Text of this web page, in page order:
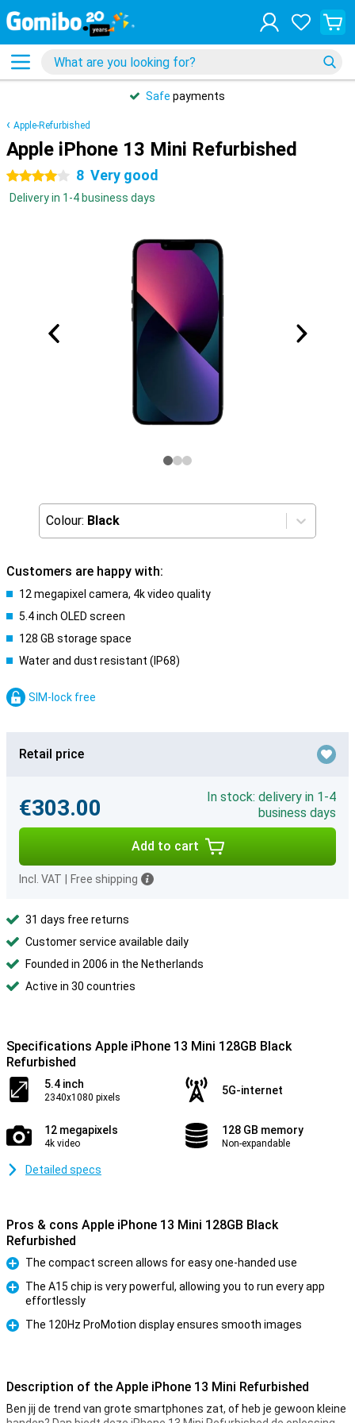
Safe payments
Apple-Refurbished
Apple iPhone 13 Mini Refurbished
4 stars 8 Very good
Delivery in 1-4 business days
Colour: Black
Customers are happy with:
12 megapixel camera, 4k video quality
5.4 inch OLED screen
128 GB storage space
Water and dust resistant (IP68)
SIM-lock free
Retail price
€303.00
In stock: delivery in 1-4
business days
Add to cart
Incl. VAT Free shipping
31 days free returns
Customer service available daily
Founded in 2006 in the Netherlands
Active in 30 countries
Specifications Apple iPhone 13 Mini 128GB Black
Refurbished
5.4 inch
2340x1080 pixels
5G-internet
12 megapixels
4k video
128 GB memory
Non-expandable
Detailed specs
Pros & cons Apple iPhone 13 Mini 128GB Black
Refurbished
Pro
The compact screen allows for easy one-handed use
The A15 chip is very powerful, allowing you to run every app
effortlessly
Pro
The 120Hz ProMotion display ensures smooth images
Description of the Apple iPhone 13 Mini Refurbished
Ben jij de trend van grote smartphones zat, of heb je gewoon kleine